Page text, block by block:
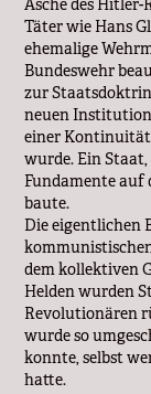
Asche des Hitler-
Täter wie Hans
ehemalige
Bundeswehr
zur
neuen
einer
wurde. Ein
Fundamente auf
baute.
Die eigentlichen
dem kollektiven
Helden wurden
Revolutionären
wurde so
konnte, selbst
hatte.